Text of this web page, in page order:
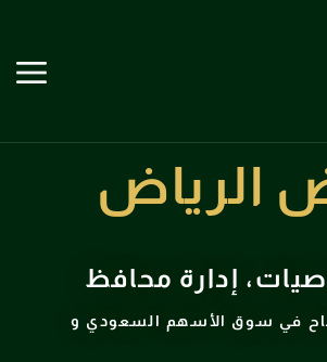
الرياض
إدارة محافظ
في سوق الأسهم السعودي و